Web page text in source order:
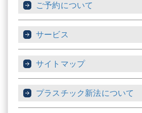
ご予約について
サービス
サイトマップ
プラスチック新法について